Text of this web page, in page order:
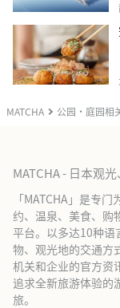
MATCHA 公园・庭园相
MATCHA - 日本观
「MATCHA」是专
约、温泉、美食、购
平台。以多达10种语
物、观光地的交通方
机关和企业的官方资
追求全新旅游体验的
旅。